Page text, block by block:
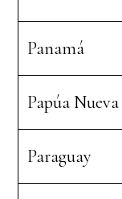
Panamá
Papúa
Paraguay